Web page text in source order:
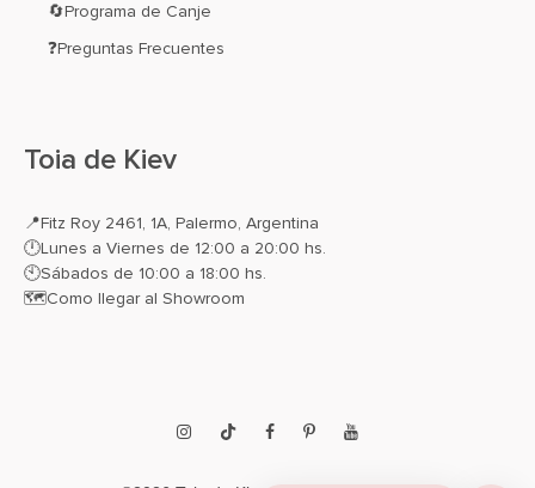
🔄Programa de Canje
❓Preguntas Frecuentes
Toia de Kiev
📍Fitz Roy 2461, 1A, Palermo, Argentina
🕛Lunes a Viernes de 12:00 a 20:00 hs.
🕙Sábados de 10:00 a 18:00 hs.
🗺️Como llegar al Showroom
InstagramTikTokFacebook
PinterestYouTube